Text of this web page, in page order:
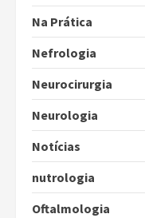
Na Prática
Nefrologia
Neurocirurgia
Neurologia
Notícias
nutrologia
Oftalmologia